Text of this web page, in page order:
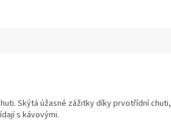
Skýtá úžasné zážitky díky prvotřídní
s kávovými.